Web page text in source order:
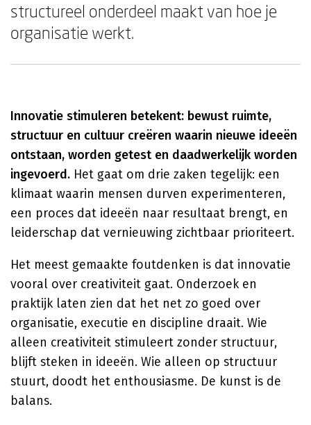
structureel onderdeel maakt van hoe je
organisatie werkt.
Innovatie stimuleren betekent: bewust ruimte,
structuur en cultuur creëren waarin nieuwe ideeën
ontstaan, worden getest en daadwerkelijk worden
ingevoerd. Het gaat om drie zaken tegelijk: een
klimaat waarin mensen durven experimenteren,
een proces dat ideeën naar resultaat brengt, en
leiderschap dat vernieuwing zichtbaar prioriteert.
Het meest gemaakte foutdenken is dat innovatie
vooral over creativiteit gaat. Onderzoek en
praktijk laten zien dat het net zo goed over
organisatie, executie en discipline draait. Wie
alleen creativiteit stimuleert zonder structuur,
blijft steken in ideeën. Wie alleen op structuur
stuurt, doodt het enthousiasme. De kunst is de
balans.